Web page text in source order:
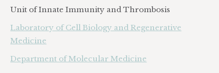
Unit of Innate Immunity and Thrombosis
Laboratory of Cell Biology and Regenerative
Medicine
Department of Molecular Medicine